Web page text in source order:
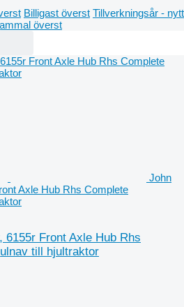
Billigast överst Tillverkningsår - nytt
överst
John
Axle Hub Rhs Complete
6155r Front Axle Hub Rhs
till hjultraktor